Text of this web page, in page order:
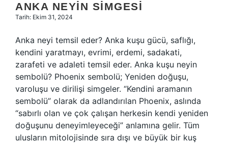
ANKA NEYIN SIMGESI
Tarih: Ekim 31, 2024
Anka neyi temsil eder? Anka kuşu gücü, saflığı,
kendini yaratmayı, evrimi, erdemi, sadakati,
zarafeti ve adaleti temsil eder. Anka kuşu neyin
sembolü? Phoenix sembolü; Yeniden doğuşu,
varoluşu ve dirilişi simgeler. “Kendini aramanın
sembolü” olarak da adlandırılan Phoenix, aslında
“sabırlı olan ve çok çalışan herkesin kendi yeniden
doğuşunu deneyimleyeceği” anlamına gelir. Tüm
ulusların mitolojisinde sıra dışı ve büyük bir kuş